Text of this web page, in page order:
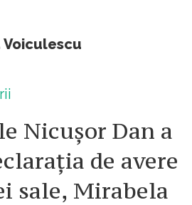
Nicușor Dan a
de avere
sale, Mirabela